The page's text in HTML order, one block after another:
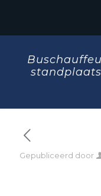
Gepubliceerd door